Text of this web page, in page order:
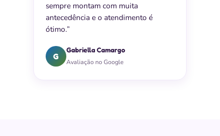
sempre montam com muita
antecedência e o atendimento é
ótimo.”
G
Gabriella Camargo
Avaliação no Google